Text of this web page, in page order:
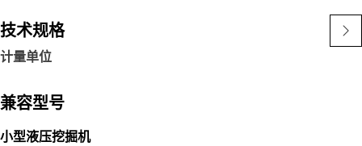
特性：
• 钢垫片
• 外径：141 mm（5.55 英寸）
• 长度：161 mm（6.34 英寸）
技术规格
计量单位
兼容型号
小型液压挖掘机